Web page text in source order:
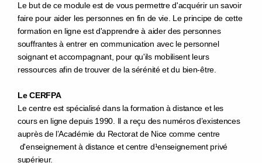
Le but de ce module est de vous permettre d'acquérir un savoir
faire pour aider les personnes en fin de vie. Le principe de cette
formation en ligne est d'apprendre à aider des personnes
souffrantes à entrer en communication avec le personnel
soignant et accompagnant, pour qu'ils mobilisent leurs
ressources afin de trouver de la sérénité et du bien-être.
Le CERFPA
Le centre est spécialisé dans la formation à distance et les
cours en ligne depuis 1990. Il a reçu des numéros d’existences
auprès de l’Académie du Rectorat de Nice comme centre
d'enseignement à distance et centre d¹enseignement privé
supérieur.